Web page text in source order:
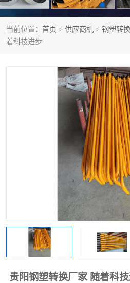
当前位置： 首页 > 供应商机 > 钢塑转
着科技进步
贵阳钢塑转换厂家 随着科
冷缠胶粘带
燃气管网钢塑转换过渡接
钢塑转换厂家